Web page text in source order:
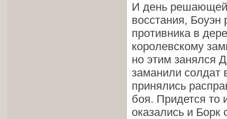
И день решающей
восстания,
противника в
королевскому
но этим занялся
заманили солдат
принялись
боя. Придется то
оказались и